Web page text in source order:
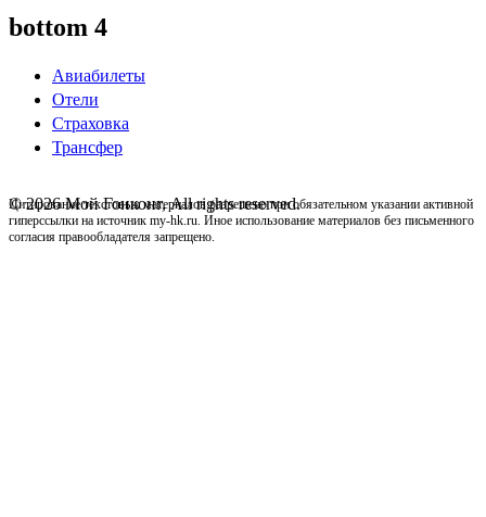
bottom 4
Авиабилеты
Отели
Страховка
Трансфер
© 2026 Мой Гонконг, All rights reserved.
Цитирование текстовых материалов разрешено при обязательном указании активной
гиперссылки на источник my-hk.ru. Иное использование материалов без письменного
согласия правообладателя запрещено.